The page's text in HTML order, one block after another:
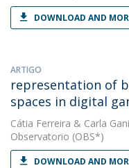
DOWNLOAD AND
ARTIGO
representation of
spaces in digital
Cátia Ferreira & Carla
Observatorio (OBS*)
DOWNLOAD AND